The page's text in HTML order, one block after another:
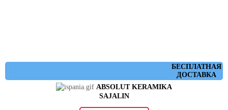
БЕСПЛАТНАЯ
ДОСТАВКА
ABSOLUT KERAMIKA
SAJALIN